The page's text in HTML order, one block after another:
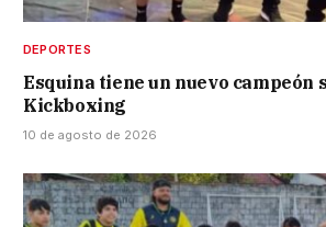
DEPORTES
Esquina tiene un nuevo campeón
Kickboxing
10 de agosto de 2026